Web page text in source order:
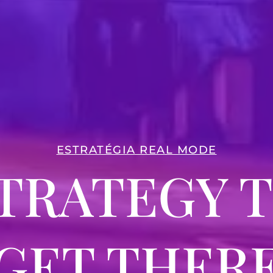
ESTRATÉGIA REAL MODE